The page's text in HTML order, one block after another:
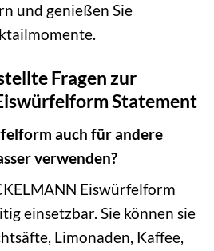
und genießen Sie
Fragen zur
Statement
auch für andere
verwenden?
Eiswürfelform
einsetzbar. Sie können sie
Limonaden, Kaffee,